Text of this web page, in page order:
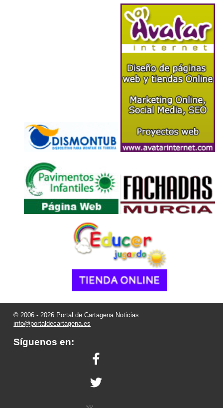
© 2006 - 2026 Portal de Cartagena Noticias
info@portaldecartagena.es
Síguenos en: